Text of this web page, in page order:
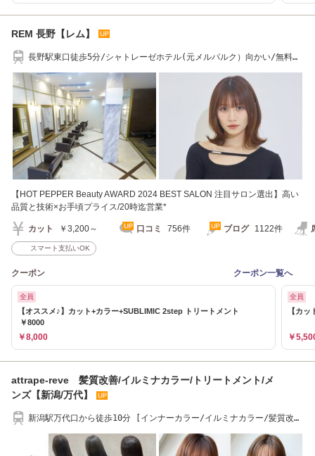
REM 長野【レム】
長野駅東口徒歩5分/シャトレーゼホテル(元メルパルク）向かい/無料駐
【HOT PEPPER Beauty AWARD 2024 BEST SALON 注目サロン選出】高い
品質と技術×お手頃プライス/20時迄営業*
カット ￥3,200～ 口コミ 756件 ブログ 1122件
スマート支払いOK
クーポン クーポン一覧へ
全員
【オススメ♪】カット+カラー+SUBLIMIC 2step トリートメント
￥8000
￥8,000
全員
【カ
￥
attrape-reve 髪質改善/イルミナカラー/トリートメント/メ
ンズ【新潟/万代】
新潟駅万代口から徒歩10分 [インナーカラー/イルミナカラー/髪質改